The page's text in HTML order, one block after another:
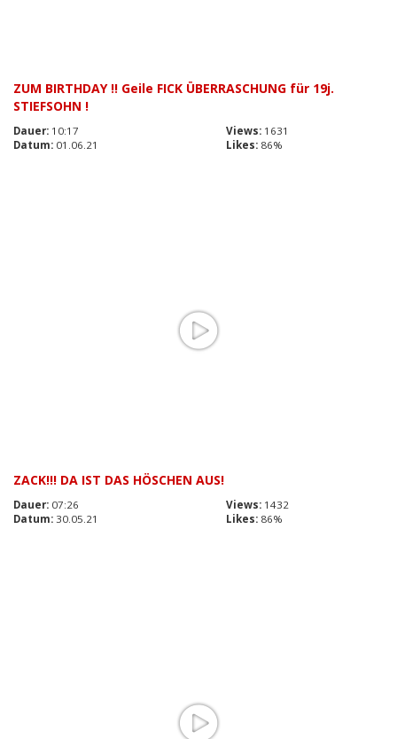
ZUM BIRTHDAY !! Geile FICK ÜBERRASCHUNG für 19j.
STIEFSOHN !
Dauer: 10:17 Views: 1631
Datum: 01.06.21 Likes: 86%
ZACK!!! DA IST DAS HÖSCHEN AUS!
Dauer: 07:26 Views: 1432
Datum: 30.05.21 Likes: 86%